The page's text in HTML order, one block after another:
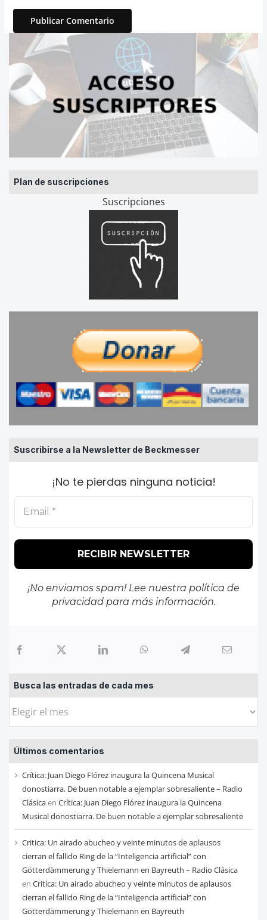
Plan de suscripciones
Suscripciones
Suscribirse a la Newsletter de Beckmesser
¡No te pierdas ninguna noticia!
¡No enviamos spam! Lee nuestra política de
privacidadpara más información.
Busca las entradas de cada mes
Busca
entradas
de
cada
mes
Últimos comentarios
Crítica: Juan Diego Flórez inaugura la Quincena Musical
donostiarra. De buen notable a ejemplar sobresaliente – Radio
Clásicaen Crítica: Juan Diego Flórez inaugura la Quincena
Musical donostiarra. De buen notable a ejemplar sobresaliente
Critica: Un airado abucheo y veinte minutos de aplausos
cierran el fallido Ring de la “Inteligencia artificial” con
Götterdämmerung y Thielemann en Bayreuth – Radio Clásica
en Critica: Un airado abucheo y veinte minutos de aplausos
cierran el fallido Ring de la “Inteligencia artificial” con
Götterdämmerung y Thielemann en Bayreuth